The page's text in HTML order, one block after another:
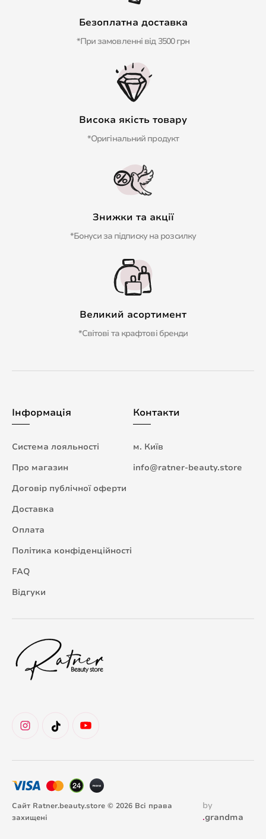
Безоплатна доставка
*При замовленні від 3500 грн
Висока якість товару
*Оригінальний продукт
Знижки та акції
*Бонуси за підписку на розсилку
Великий асортимент
*Світові та крафтові бренди
Інформація
Система лояльності
Про магазин
Договір публічної оферти
Доставка
Оплата
Політика конфіденційності
FAQ
Відгуки
Контакти
м. Київ
info@ratner-beauty.store
Сайт Ratner.beauty.store © 2026 Всі права
захищені
by
.grandma